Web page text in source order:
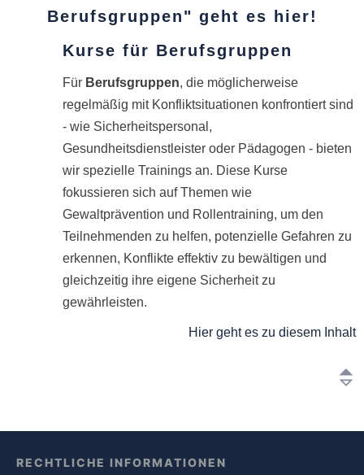
Berufsgruppen" geht es hier!
Kurse für Berufsgruppen
Für Berufsgruppen, die möglicherweise
regelmäßig mit Konfliktsituationen konfrontiert sind
- wie Sicherheitspersonal,
Gesundheitsdienstleister oder Pädagogen - bieten
wir spezielle Trainings an. Diese Kurse
fokussieren sich auf Themen wie
Gewaltprävention und Rollentraining, um den
Teilnehmenden zu helfen, potenzielle Gefahren zu
erkennen, Konflikte effektiv zu bewältigen und
gleichzeitig ihre eigene Sicherheit zu
gewährleisten.
Hier geht es zu diesem Inhalt
RECHTLICHE INFORMATIONEN